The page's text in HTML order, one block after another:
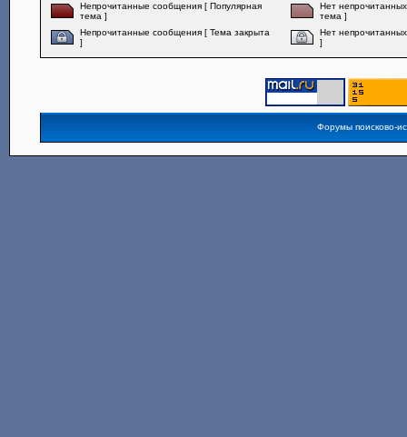
Непрочитанные сообщения [ Популярная
тема ]
Нет
тема ]
Непрочитанные сообщения [ Тема закрыта
]
Нет
]
Форумы поисково-